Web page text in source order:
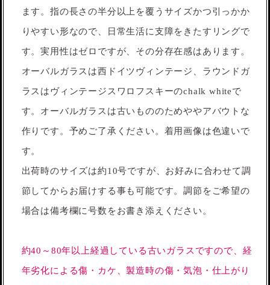
ます。指の長さの半分以上を覆うサイズかつ引っかか
りやすい形なので、日常生活に支障をきたすリングで
す。実用性はゼロですが、その分存在感はあります。
オーバルガラスは西ドイツヴィンテージ、ラウンドガ
ラスはヴィンテージスワロフスキーのchalk whiteで
す。オーバルガラスは古いもののためややアバウトな
作りです。予めご了承ください。着用画像は色違いで
す。
出荷時のサイズは約10号ですが、お好みに合わせて調
節してからお届けする事も可能です。調節をご希望の
場合は備考欄に号数をお書き添えください。
約40～80年以上経過している古いガラスですので、経
年劣化による傷・カケ、製造時の傷・気泡・仕上がり